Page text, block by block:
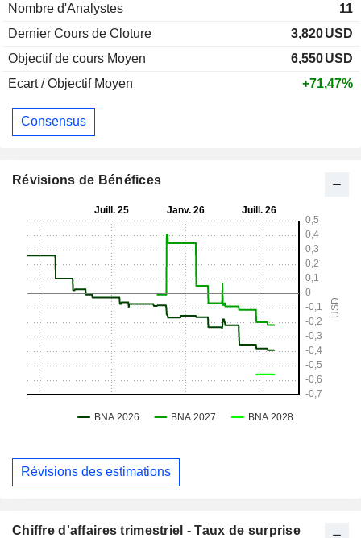
Nombre d'Analystes
11
Dernier Cours de Cloture
3,820USD
Objectif de cours Moyen
6,550USD
Ecart / Objectif Moyen
+71,47%
Consensus
Révisions de Bénéfices
Révisions des estimations
Chiffre d'affaires trimestriel - Taux de surprise